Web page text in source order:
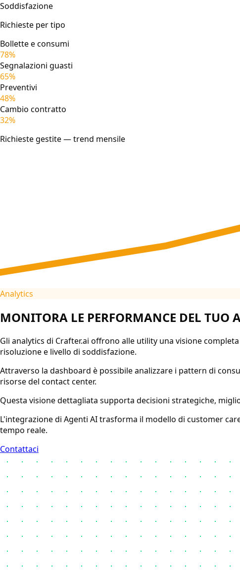
Soddisfazione
Richieste per tipo
Bollette e consumi
78%
Segnalazioni guasti
65%
Preventivi
48%
Cambio contratto
32%
Richieste gestite — trend mensile
Analytics
MONITORA LE PERFORMANCE DEL TUO
Gli analytics di Crafter.ai offrono alle utility una visione
risoluzione e livello di soddisfazione.
Attraverso la dashboard è possibile analizzare i pattern di
risorse del contact center.
Questa visione dettagliata supporta decisioni strategiche,
L'integrazione di Agenti AI trasforma il modello di customer
tempo reale.
Contattaci